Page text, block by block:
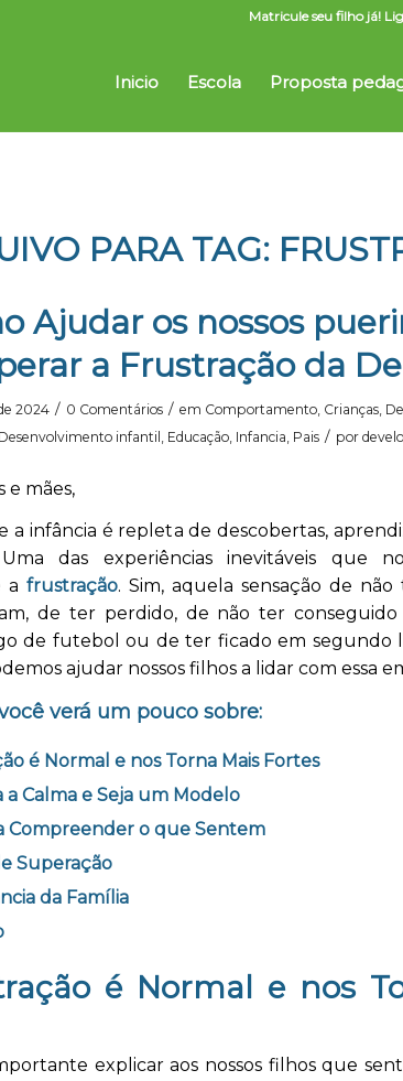
Matricule seu filho já!
Inicio Escola Proposta
PARA TAG:
Ajudar os nossos
a Frustração da
2024 / 0 Comentários / em Comportamento, Crianças,
Desenvolvimento infantil , Educação, Infancia, Pais / por
e mães,
a infância é repleta de descobertas,
Uma das experiências inevitáveis que
a frustração. Sim, aquela sensação de
de ter perdido, de não ter conseguido
de futebol ou de ter ficado em segundo
ajudar nossos filhos a lidar com essa
verá um pouco sobre:
é Normal e nos Torna Mais Fortes
a Calma e Seja um Modelo
Compreender o que Sentem
Superação
da Família
é Normal e nos
explicar aos nossos filhos que